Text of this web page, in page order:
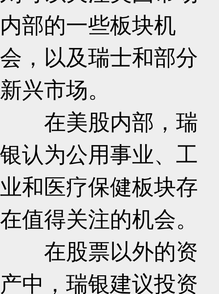
内部的一些板块机
会，以及瑞士和部分
新兴市场。
在美股内部，瑞
银认为公用事业、工
业和医疗保健板块存
在值得关注的机会。
在股票以外的资
产中，瑞银建议投资